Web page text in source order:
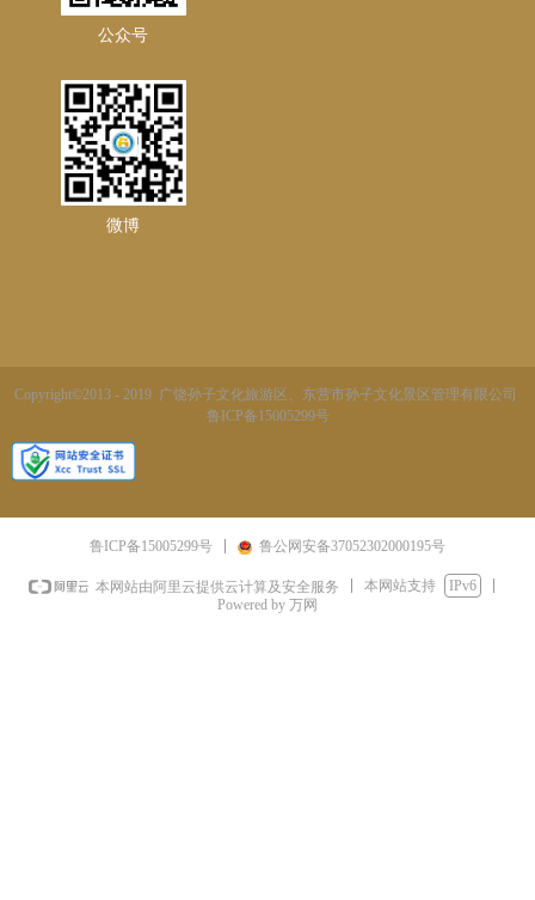
微博
公众号
Copyright©2013 - 2019 广饶孙子文化旅游区、东营市孙子文化景区管理有限公司
鲁ICP备15005299号
鲁ICP备15005299号 鲁公网安备37052302000195号
本网站由阿里云提供云计算及安全服务 本网站支持
IPv6
Powered by 万网